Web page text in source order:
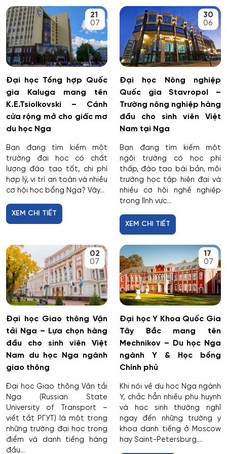
Cơ nhiệt máy bay và vũ trụ
Cơ sở hạ tầng nhà ở và xã hội
Cơ điện tử và Robotics
Cấp nước và xử lý nước thải đô thị - công nghiệp
Du lịch
Du lịch nghỉ dưỡng và hoạt động giải trí
Dân tộc học
Dược công nghiệp
Dịch vụ
Giám sát thông minh
Giám định tư pháp
Giáo dục chuyên nghiệp
Giáo dục sư phạm
Giáo dục thể chất
Giáo dục và sư phạm
21
07
Đại học Tổng hợp Quốc
gia Kaluga mang tên
K.E.Tsiolkovski – Cánh
cửa rộng mở cho giấc mơ
du học Nga
Bạn đang tìm kiếm một
trường đại học có chất
lượng đào tạo tốt, chi phí
hợp lý, vị trí an toàn và nhiều
cơ hội học bổng Nga? Vậy...
XEM CHI TIẾT
30
06
Đại học Nông nghiệp
Quốc gia Stavropol –
Trường nông nghiệp hàng
đầu cho sinh viên Việt
Nam tại Nga
Bạn đang tìm kiếm một
ngôi trường có học phí
thấp, đào tạo bài bản, môi
trường học tập hiện đại và
nhiều cơ hội nghề nghiệp
trong lĩnh vực...
XEM CHI TIẾT
02
07
Đại học Giao thông Vận
tải Nga – Lựa chọn hàng
đầu cho sinh viên Việt
Nam du học Nga ngành
giao thông
Đại học Giao thông Vận tải
Nga (Russian State
University of Transport –
viết tắt РГУТ) là một trong
những trường đại học trọng
điểm và danh tiếng hàng
đầu...
17
07
Đại học Y Khoa Quốc Gia
Tây Bắc mang tên
Mechnikov – Du học Nga
ngành Y & Học bổng
Chính phủ
Khi nói về du học Nga ngành
Y, chắc hẳn nhiều phụ huynh
và học sinh thường nghĩ
ngay đến những trường y
khoa danh tiếng ở Moscow
hay Saint-Petersburg....